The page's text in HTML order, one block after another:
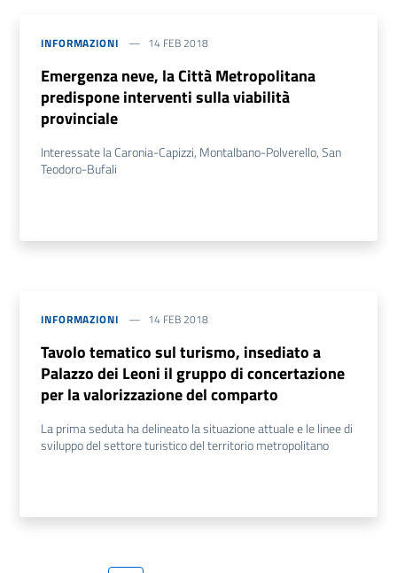
INFORMAZIONI 14 FEB 2018
Emergenza neve, la Città Metropolitana
predispone interventi sulla viabilità
provinciale
Interessate la Caronia-Capizzi, Montalbano-Polverello, San
Teodoro-Bufali
INFORMAZIONI 14 FEB 2018
Tavolo tematico sul turismo, insediato a
Palazzo dei Leoni il gruppo di concertazione
per la valorizzazione del comparto
La prima seduta ha delineato la situazione attuale e le linee di
sviluppo del settore turistico del territorio metropolitano